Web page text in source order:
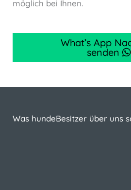
möglich bei Ihnen.
What’s App
senden
Was hundeBesitzer über uns